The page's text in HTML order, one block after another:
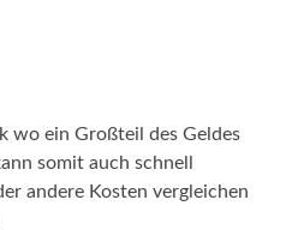
wo ein Großteil des Geldes
somit auch schnell
andere Kosten vergleichen